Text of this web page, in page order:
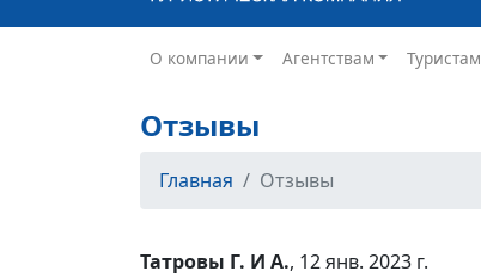
О компании Агентствам Туристам
Отзывы
Главная Отзывы
Татровы Г. И А., 12 янв. 2023 г.